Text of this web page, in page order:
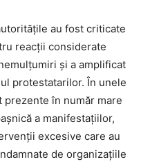
au fost criticate
reacții considerate
și a amplificat
protestatarilor. În unele
în număr mare
a manifestațiilor,
excesive care au
de organizațiile